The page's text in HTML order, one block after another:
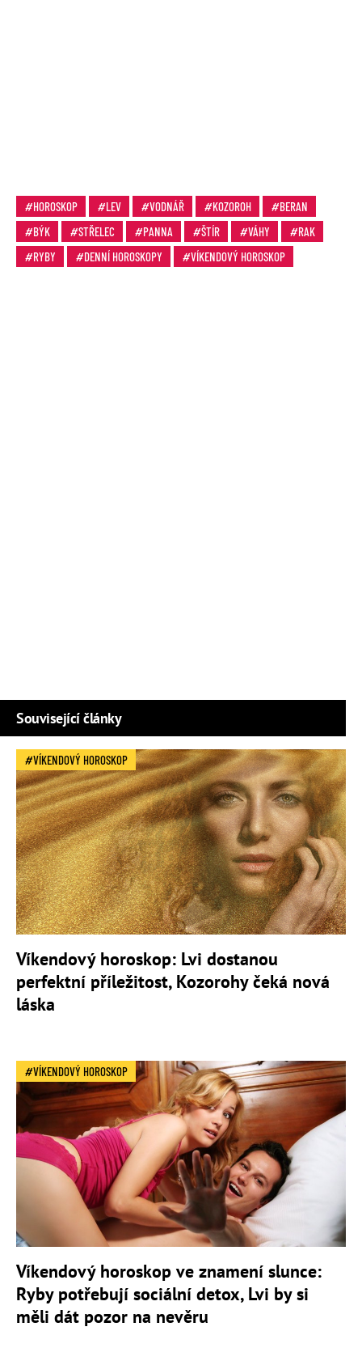
HOROSKOP LEV VODNÁŘ KOZOROH
BERAN
BÝK
STŘELEC PANNA ŠTÍR VÁHY
RAK
RYBY
DENNÍ HOROSKOPY VÍKENDOVÝ HOROSKOP
Související články
VÍKENDOVÝ HOROSKOP
Víkendový horoskop: Lvi dostanou
perfektní příležitost, Kozorohy čeká nová
láska
VÍKENDOVÝ HOROSKOP
Víkendový horoskop ve znamení slunce:
Ryby potřebují sociální detox, Lvi by si
měli dát pozor na nevěru